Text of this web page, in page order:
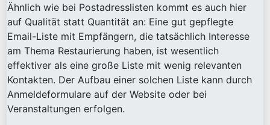
Ähnlich wie bei Postadresslisten kommt es auch hier
auf Qualität statt Quantität an: Eine gut gepflegte
Email-Liste mit Empfängern, die tatsächlich Interesse
am Thema Restaurierung haben, ist wesentlich
effektiver als eine große Liste mit wenig relevanten
Kontakten. Der Aufbau einer solchen Liste kann durch
Anmeldeformulare auf der Website oder bei
Veranstaltungen erfolgen.